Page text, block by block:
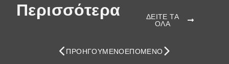
Περισσότερα
ΔΕΙΤΕ ΤΑ
ΟΛΑ
ΠΡΟΗΓΟΎΜΕΝΟΕΠΌΜΕΝΟ